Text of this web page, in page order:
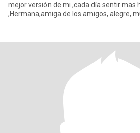
mejor versión de mi ,cada día sentir mas humana Hija ,madre
,Hermana,amiga